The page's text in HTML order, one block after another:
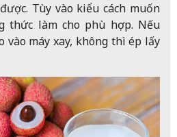
Tùy vào kiểu cách muốn
thức làm cho phù hợp. Nếu
vào máy xay, không thì ép lấy